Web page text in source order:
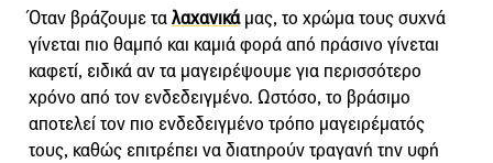
Όταν βράζουμε ταλαχανικάμας, το χρώμα τους συχνά
γίνεται πιο θαμπό και καμιά φορά από πράσινο γίνεται
καφετί, ειδικά αν τα μαγειρέψουμε για περισσότερο
χρόνο από τον ενδεδειγμένο. Ωστόσο, το βράσιμο
αποτελεί τον πιο ενδεδειγμένο τρόπο μαγειρέματός
τους, καθώς επιτρέπει να διατηρούν τραγανή την υφή